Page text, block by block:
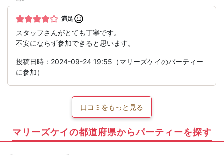
満足
スタッフさんがとても丁寧です。
不安にならず参加できると思います。
投稿日時：2024-09-24 19:55（マリーズケイのパーティー
に参加）
口コミをもっと見る
マリーズケイの都道府県からパーティーを探す